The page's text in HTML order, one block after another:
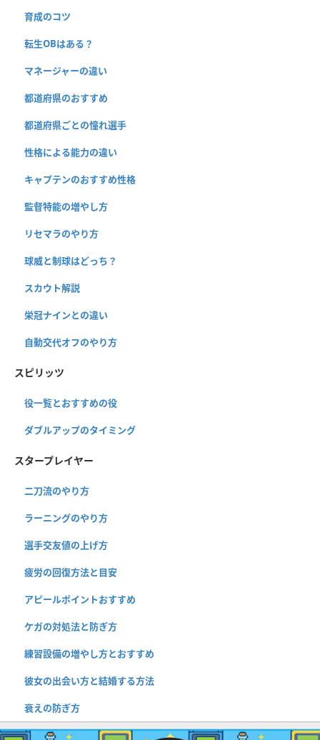
育成のコツ
転生OBはある？
マネージャーの違い
都道府県のおすすめ
都道府県ごとの憧れ選手
性格による能力の違い
キャプテンのおすすめ性格
監督特能の増やし方
リセマラのやり方
球威と制球はどっち？
スカウト解説
栄冠ナインとの違い
自動交代オフのやり方
スピリッツ
役一覧とおすすめの役
ダブルアップのタイミング
スタープレイヤー
二刀流のやり方
ラーニングのやり方
選手交友値の上げ方
疲労の回復方法と目安
アピールポイントおすすめ
ケガの対処法と防ぎ方
練習設備の増やし方とおすすめ
彼女の出会い方と結婚する方法
衰えの防ぎ方